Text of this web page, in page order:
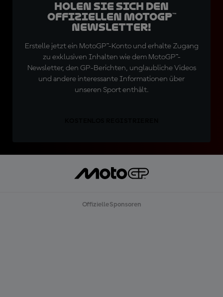
Holen Sie sich den
offiziellen MotoGP™
Newsletter!
Erstelle jetzt ein MotoGP™-Konto und erhalte Zugang
zu exklusiven Inhalten wie dem MotoGP™-
Newsletter, den GP-Berichten, unglaubliche Videos
und andere interessante Informationen über
unseren Sport enthält.
Offizielle Sponsoren